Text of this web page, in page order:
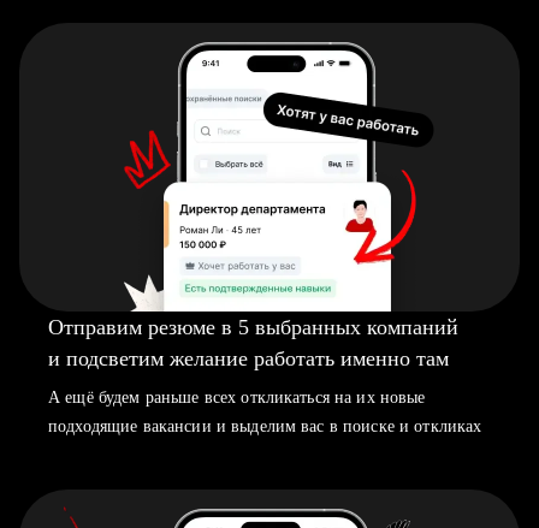
Отправим резюме в 5 выбранных компаний
и подсветим желание работать именно там
А ещё будем раньше всех откликаться на их новые
подходящие вакансии и выделим вас в поиске и откликах